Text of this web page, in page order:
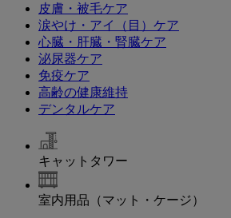
皮膚・被毛ケア
涙やけ・アイ（目）ケア
心臓・肝臓・腎臓ケア
泌尿器ケア
免疫ケア
高齢の健康維持
デンタルケア
キャットタワー
室内用品（マット・ケージ）